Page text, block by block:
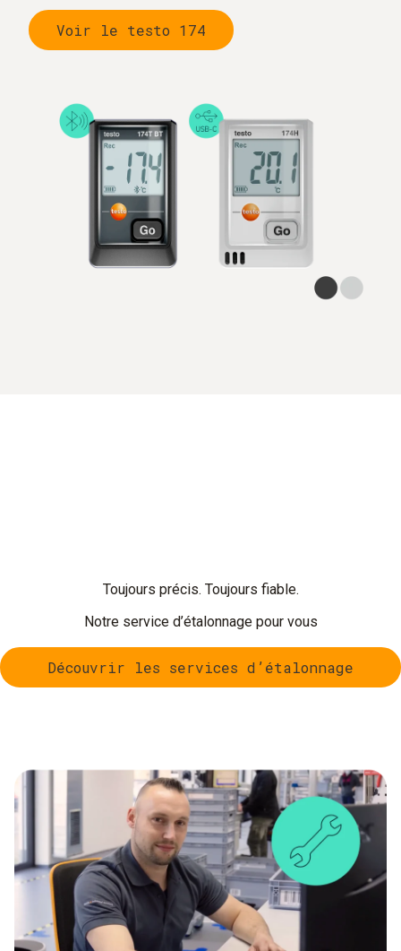
Voir le testo 174
Toujours précis. Toujours fiable.
Notre service d’étalonnage pour vous
Découvrir les services d’étalonnage